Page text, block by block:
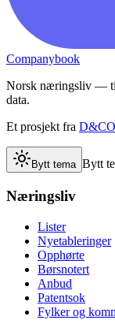
Companybook
Norsk næringsliv —
data.
Et prosjekt fra D&CO
Bytt tema Bytt
Næringsliv
Lister
Nyetableringer
Opphørte
Børsnotert
Anbud
Patentsok
Fylker og